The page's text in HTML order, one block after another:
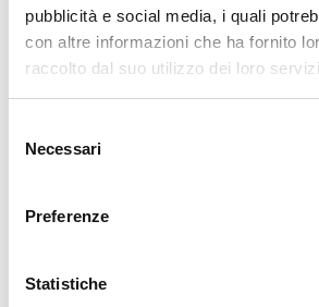
pubblicità e social media, i quali
con altre informazioni che ha fornito
raccolto dal suo utilizzo dei loro
delNecessari
Preferenze
Statistiche
Queste nuove filiali, che
touchpoint chiaveall’interno
multicanaledella banca, si
, in cui ci
, si
fare acquisti, assistere a un
modo personalizzato e